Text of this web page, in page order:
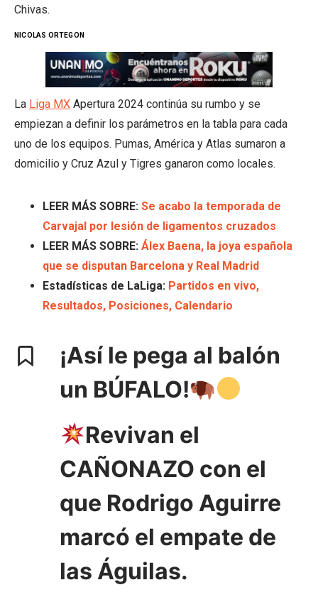
Chivas.
NICOLAS ORTEGON
La Liga MX Apertura 2024 continúa su rumbo y se
empiezan a definir los parámetros en la tabla para cada
uno de los equipos. Pumas, América y Atlas sumaron a
domicilio y Cruz Azul y Tigres ganaron como locales.
LEER MÁS SOBRE: Se acabo la temporada de
Carvajal por lesión de ligamentos cruzados
LEER MÁS SOBRE: Álex Baena, la joya española
que se disputan Barcelona y Real Madrid
Estadísticas de LaLiga: Partidos en vivo,
Resultados, Posiciones, Calendario
¡Así le pega al balón
un BÚFALO!
Revivan el
CAÑONAZO con el
que Rodrigo Aguirre
marcó el empate de
las Águilas.